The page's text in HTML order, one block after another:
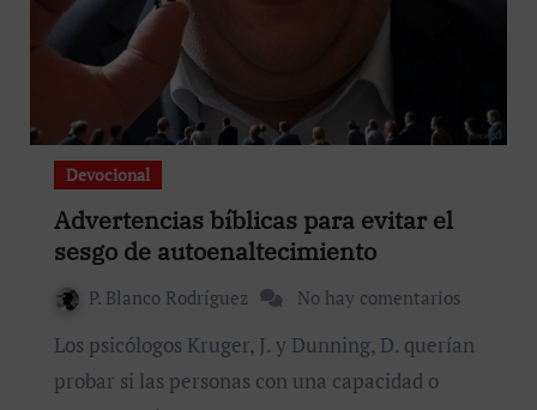
Devocional
Advertencias bíblicas para evitar el
sesgo de autoenaltecimiento
P. Blanco Rodríguez No hay comentarios
Los psicólogos Kruger, J. y Dunning, D. querían
probar si las personas con una capacidad o